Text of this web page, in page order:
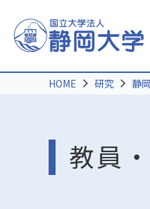
教員
HOME 研究 静